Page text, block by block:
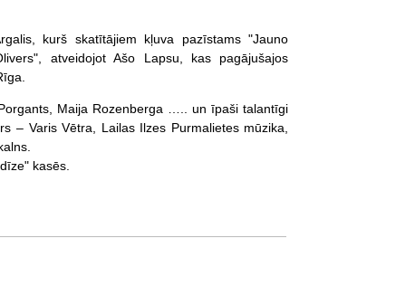
kurš skatītājiem kļuva pazīstams "Jauno
atveidojot Ašo Lapsu, kas pagājušajos
Maija Rozenberga ….. un īpaši talantīgi
– Varis Vētra, Lailas Ilzes Purmalietes mūzika,
kasēs.